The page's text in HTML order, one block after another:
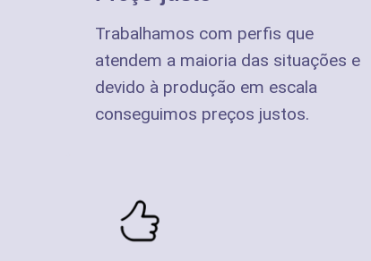
Trabalhamos com perfis que
atendem a maioria das situações e
devido à produção em escala
conseguimos preços justos.